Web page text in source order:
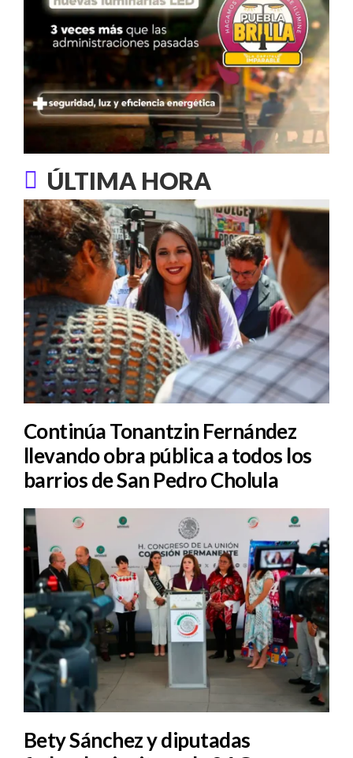
ÚLTIMA HORA
Continúa Tonantzin Fernández
llevando obra pública a todos los
barrios de San Pedro Cholula
Bety Sánchez y diputadas